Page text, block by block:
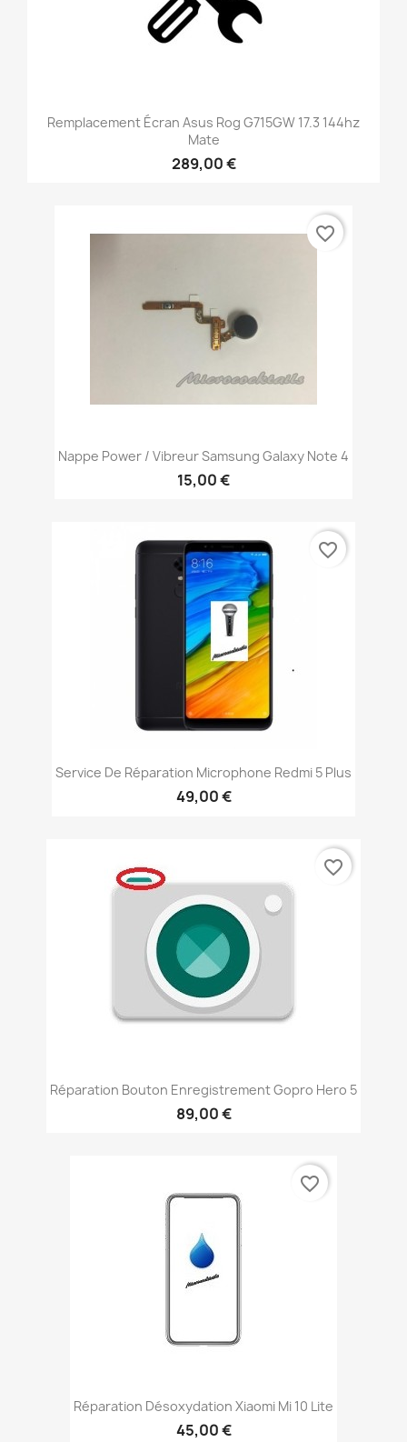
Remplacement Écran Asus Rog G715GW 17.3 144hz
Mate
289,00 €
Nappe Power / Vibreur Samsung Galaxy Note 4
15,00 €
favorite_border
Service De Réparation Microphone Redmi 5 Plus
49,00 €
favorite_border
Réparation Bouton Enregistrement Gopro Hero 5
89,00 €
favorite_border
Réparation Désoxydation Xiaomi Mi 10 Lite
45,00 €
favorite_border